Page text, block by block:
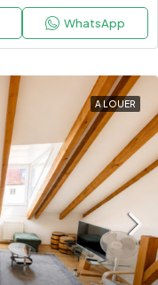
WhatsApp
A LOUER